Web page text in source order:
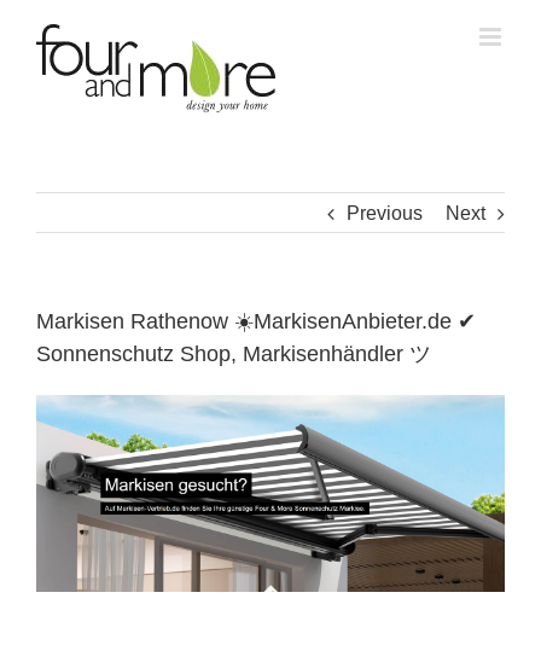
content
Previous Next
Markisen Rathenow ☀️MarkisenAnbieter.de ✔
Sonnenschutz Shop, Markisenhändler ツ